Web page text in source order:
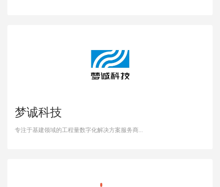
梦诚科技
专注于基建领域的工程量数字化解决方案服务商...